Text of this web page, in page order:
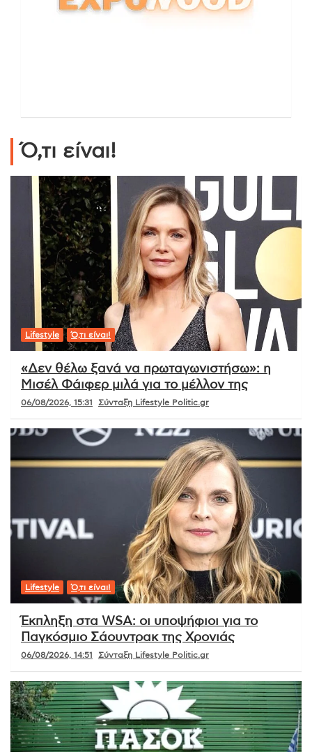
Ό,τι είναι!
Lifestyle Ό,τι είναι!
«Δεν θέλω ξανά να πρωταγωνιστήσω»: η
Μισέλ Φάιφερ μιλά για το μέλλον της
06/08/2026, 15:31 Σύνταξη Lifestyle Politic.gr
Lifestyle Ό,τι είναι!
Έκπληξη στα WSA: οι υποψήφιοι για το
Παγκόσμιο Σάουντρακ της Χρονιάς
06/08/2026, 14:51 Σύνταξη Lifestyle Politic.gr